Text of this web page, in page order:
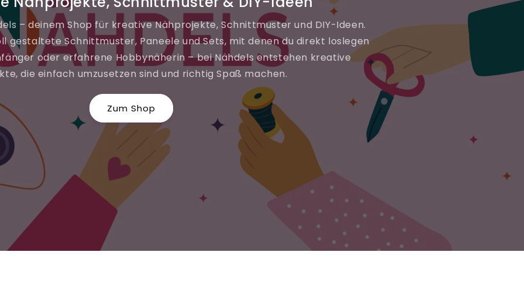
– deinem Shop für kreative Nähprojekte, Schnittmuster und DIY-Ideen.
gestaltete Schnittmuster, Paneele und Sets, mit denen du direkt loslegen
oder erfahrene Hobbynäherin – bei Nähdels entstehen kreative
die einfach umzusetzen sind und richtig Spaß machen.
Zum Shop